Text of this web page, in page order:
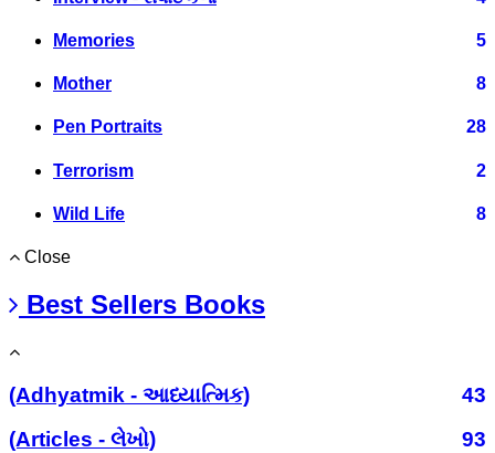
Memories 5
Mother 8
Pen Portraits 28
Terrorism 2
Wild Life 8
Close
Best Sellers Books
(Adhyatmik - આધ્યાત્મિક)
43
(Articles - લેખો)
93